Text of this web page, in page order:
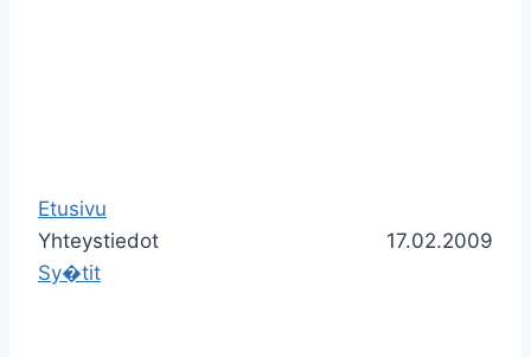
Etusivu
Yhteystiedot
Sy�tit
17.02.2009